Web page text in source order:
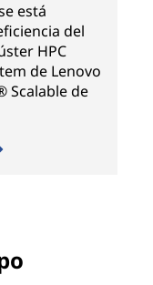
está
del
HPC
de Lenovo
Scalable de